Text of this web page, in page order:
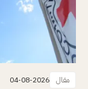
مقال 04-08-2026